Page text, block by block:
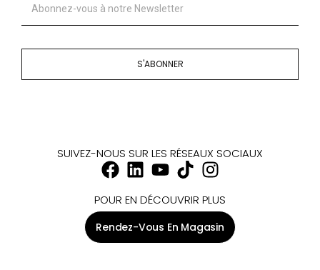
S'ABONNER
SUIVEZ-NOUS SUR LES RÉSEAUX SOCIAUX
POUR EN DÉCOUVRIR PLUS
Rendez-Vous En Magasin